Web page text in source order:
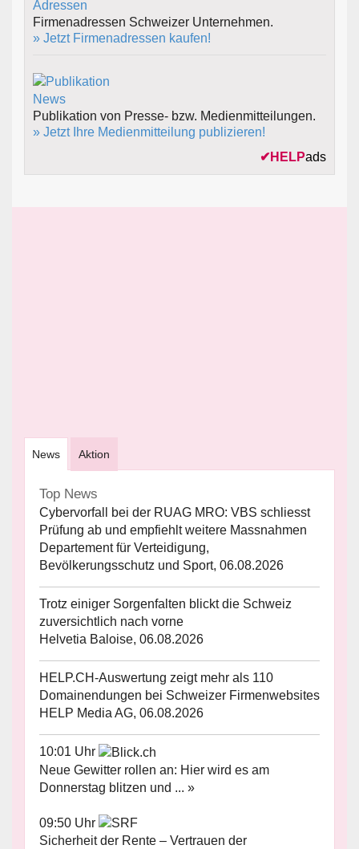
Firmenadressen Schweizer Unternehmen.
» Jetzt Firmenadressen kaufen!
Publikation von Presse- bzw. Medienmitteilungen.
» Jetzt Ihre Medienmitteilung publizieren!
✔ HELPads
News Aktion
Top News
Cybervorfall bei der RUAG MRO: VBS schliesst
Prüfung ab und empfiehlt weitere Massnahmen
Departement für Verteidigung,
Bevölkerungsschutz und Sport, 06.08.2026
Trotz einiger Sorgenfalten blickt die Schweiz
zuversichtlich nach vorne
Helvetia Baloise, 06.08.2026
HELP.CH-Auswertung zeigt mehr als 110
Domainendungen bei Schweizer Firmenwebsites
HELP Media AG, 06.08.2026
10:01 Uhr
Neue Gewitter rollen an: Hier wird es am
Donnerstag blitzen und ... »
09:50 Uhr
Sicherheit der Rente – Vertrauen der